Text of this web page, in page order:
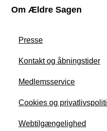
Om Ældre Sagen
Presse
Kontakt og åbningstider
Medlemsservice
Cookies og
Webtilgængelighed